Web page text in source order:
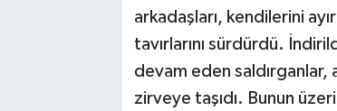
arkadaşları, kendilerini
tavırlarını sürdürdü.
devam eden
zirveye taşıdı. Bunun